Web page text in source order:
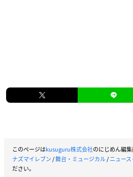
このページはkusuguru株式会社のにじめん編
ナズマイレブン/舞台・ミュージカル/ニュース
ださい。